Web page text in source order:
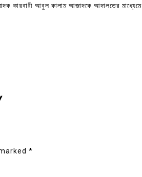
কারবারী আবুল কালাম আজাদকে আদালতের মাধ্যেমে
*
August 6, 2026 0